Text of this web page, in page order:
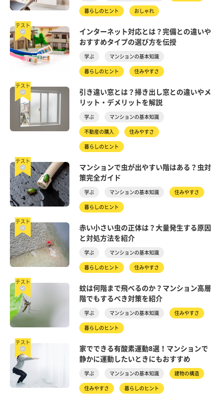
暮らしのヒント おしゃれ
テスト
インターネット対応とは？完備との違いや
おすすめタイプの選び方を伝授
学ぶ マンションの基本知識
暮らしのヒント 住みやすさ
テスト
引き違い窓とは？掃き出し窓との違いやメ
リット・デメリットを解説
学ぶ マンションの基本知識
不動産の購入 住みやすさ
暮らしのヒント
テスト
マンションで虫が出やすい階はある？虫対
策完全ガイド
学ぶ マンションの基本知識 住みやすさ
暮らしのヒント
テスト
赤い小さい虫の正体は？大量発生する原因
と対処方法を紹介
学ぶ マンションの基本知識
暮らしのヒント 住みやすさ
テスト
蚊は何階まで飛べるのか？マンション高層
階でもするべき対策を紹介
学ぶ マンションの基本知識 住みやすさ
暮らしのヒント
テスト
家でできる有酸素運動8選！マンションで
静かに運動したいときにもおすすめ
学ぶ マンションの基本知識 建物の構造
住みやすさ 暮らしのヒント